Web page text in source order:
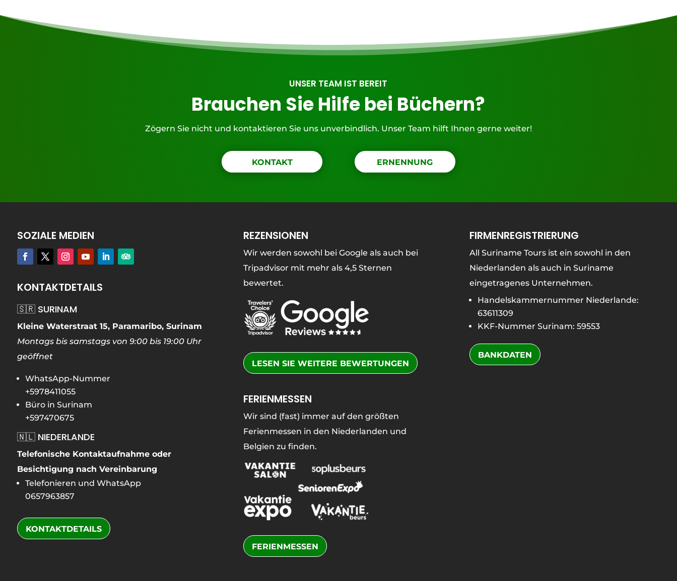
UNSER TEAM IST BEREIT
Brauchen Sie Hilfe bei Büchern?
Zögern Sie nicht und kontaktieren Sie uns unverbindlich. Unser Team hilft Ihnen gerne weiter!
KONTAKT ERNENNUNG
SOZIALE MEDIEN
KONTAKTDETAILS
🇸🇷 SURINAM
Kleine Waterstraat 15, Paramaribo, Surinam
Montags bis samstags von 9:00 bis 19:00 Uhr
geöffnet
WhatsApp-Nummer
+5978411055
Büro in Surinam
+597470675
🇳🇱 NIEDERLANDE
Telefonische Kontaktaufnahme oder
Besichtigung nach Vereinbarung
Telefonieren und WhatsApp
0657963857
KONTAKTDETAILS
REZENSIONEN
Wir werden sowohl bei Google als auch bei
Tripadvisor mit mehr als 4,5 Sternen
bewertet.
LESEN SIE WEITERE BEWERTUNGEN
FERIENMESSEN
Wir sind (fast) immer auf den größten
Ferienmessen in den Niederlanden und
Belgien zu finden.
FERIENMESSEN
FIRMENREGISTRIERUNG
All Suriname Tours ist ein sowohl in den
Niederlanden als auch in Suriname
eingetragenes Unternehmen.
Handelskammernummer Niederlande:
63611309
KKF-Nummer Surinam: 59553
BANKDATEN